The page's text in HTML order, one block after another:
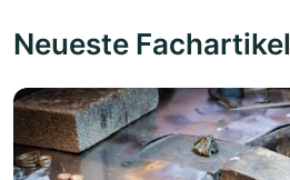
Neueste Fachartikel